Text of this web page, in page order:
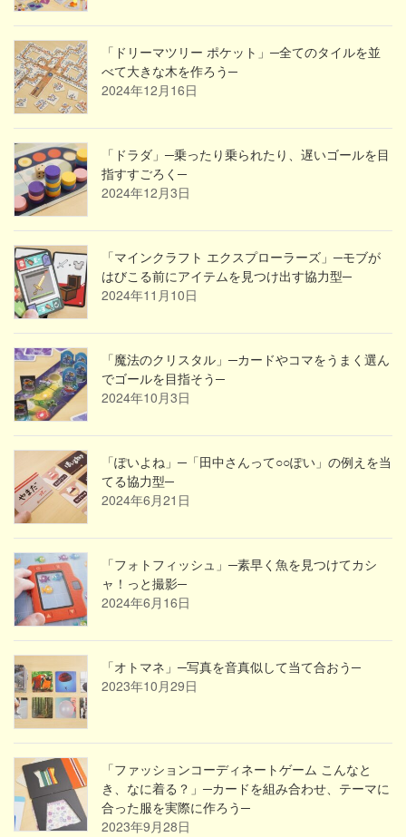
「ドリーマツリー ポケット」─全てのタイルを並
べて大きな木を作ろう─
2024年12月16日
「ドラダ」─乗ったり乗られたり、遅いゴールを目
指すすごろく─
2024年12月3日
「マインクラフト エクスプローラーズ」─モブが
はびこる前にアイテムを見つけ出す協力型─
2024年11月10日
「魔法のクリスタル」─カードやコマをうまく選ん
でゴールを目指そう─
2024年10月3日
「ぽいよね」─「田中さんって○○ぽい」の例えを当
てる協力型─
2024年6月21日
「フォトフィッシュ」─素早く魚を見つけてカシ
ャ！っと撮影─
2024年6月16日
「オトマネ」─写真を音真似して当て合おう─
2023年10月29日
「ファッションコーディネートゲーム こんなと
き、なに着る？」─カードを組み合わせ、テーマに
合った服を実際に作ろう─
2023年9月28日